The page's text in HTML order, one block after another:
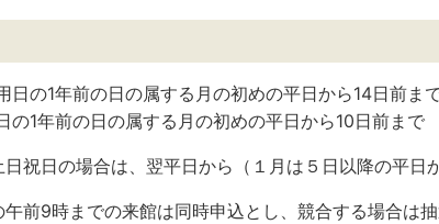
日の1年前の日の属する月の初めの平日から14日前ま
の1年前の日の属する月の初めの平日から10日前まで
祝日の場合は、翌平日から（１月は５日以降の平日か
前9時までの来館は同時申込とし、競合する場合は抽